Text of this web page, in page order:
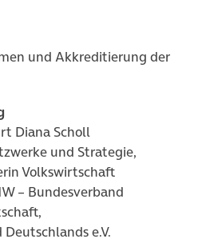
und Akkreditierung der
Diana Scholl
und Strategie,
Volkswirtschaft
– Bundesverband
e.V.